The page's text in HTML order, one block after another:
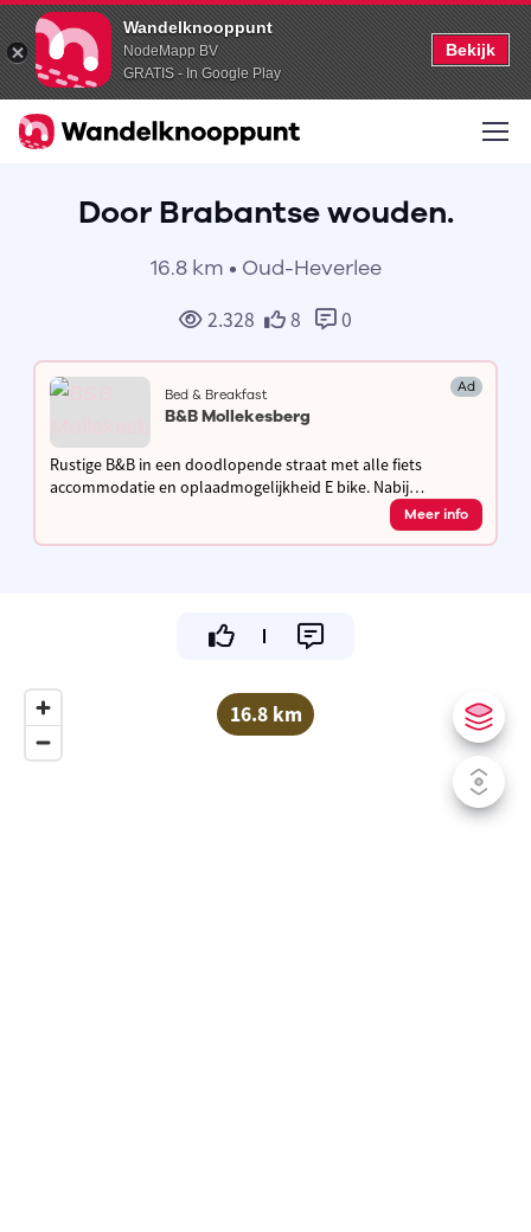
Wandelknooppunt
NodeMapp BV
GRATIS - In Google Play
Bekijk
Door Brabantse wouden.
16.8 km • Oud-Heverlee
2.328 8 0
Bed & Breakfast Ad
B&B Mollekesberg
Rustige B&B in een doodlopende straat met alle fiets
accommodatie en oplaadmogelijkheid E bike. Nabij
Meer info
16.8 km